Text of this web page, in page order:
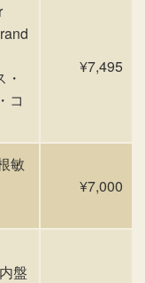
コ
¥7,495
敏
¥7,000
盤